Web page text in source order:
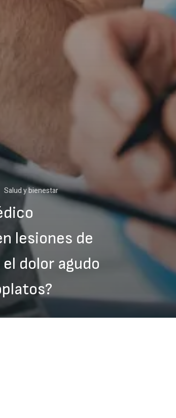
Salud y bienestar
lesiones de
dolor agudo